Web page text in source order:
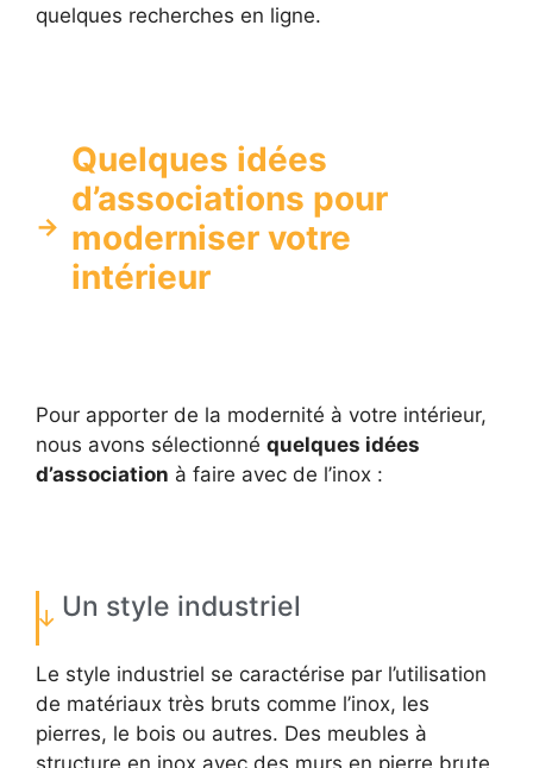
quelques recherches en ligne.
Quelques idées
d’associations pour
moderniser votre
intérieur
Pour apporter de la modernité à votre intérieur,
nous avons sélectionné quelques idées
d’association à faire avec de l’inox :
Un style industriel
Le style industriel se caractérise par l’utilisation
de matériaux très bruts comme l’inox, les
pierres, le bois ou autres. Des meubles à